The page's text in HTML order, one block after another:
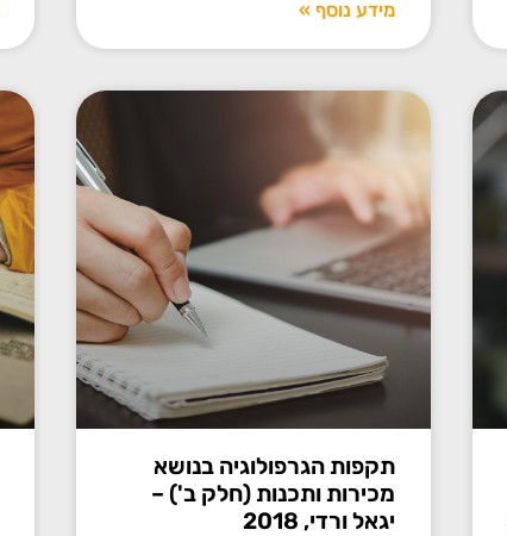
מידע נוסף »
תקפות הגרפולוגיה בנושא
מכירות ותכנות (חלק ב') –
יגאל ורדי, 2018